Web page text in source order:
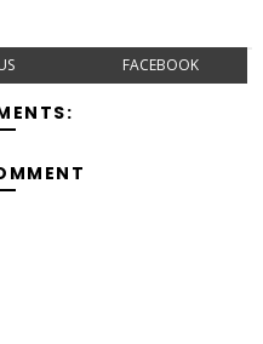
FACEBOOK